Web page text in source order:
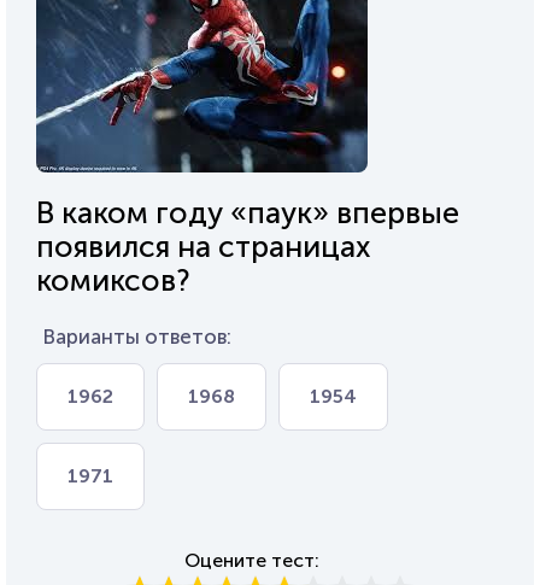
В каком году «паук» впервые
появился на страницах
комиксов?
Варианты ответов:
1962 1968 1954
1971
Оцените тест: